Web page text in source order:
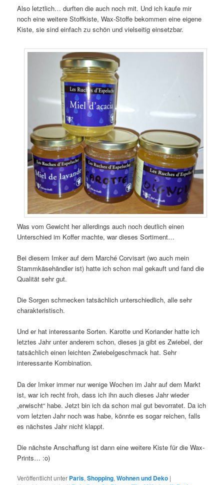
Also letztlich… durften die auch noch mit. Und ich kaufe mir
noch eine weitere Stoffkiste, Wax-Stoffe bekommen eine eigene
Kiste, sie sind einfach zu schön und vielseitig einsetzbar.
Was vom Gewicht her allerdings auch noch deutlich einen
Unterschied im Koffer machte, war dieses Sortiment…
Bei diesem Imker auf dem Marché Corvisart (wo auch mein
Stammkäsehändler ist) hatte ich schon mal gekauft und fand die
Qualität sehr gut.
Die Sorgen schmecken tatsächlich unterschiedlich, alle sehr
charakteristisch.
Und er hat interessante Sorten. Karotte und Koriander hatte ich
letztes Jahr unter anderem schon, dieses ja gibt es Zwiebel, der
tatsächlich einen leichten Zwiebelgeschmack hat. Sehr
interessante Kombination.
Da der Imker immer nur wenige Wochen im Jahr auf dem Markt
ist, war ich recht froh, dass ich ihn auch dieses Jahr wieder
„erwischt“ habe. Jetzt bin ich da schon mal gut bevorratet. Da ich
vom letzten Jahr noch was habe, könnte es sogar reichen, falls
es nächstes Jahr nicht klappt.
Die nächste Anschaffung ist dann eine weitere Kiste für die Wax-
Prints… :o)
Veröffentlicht unter Paris,Shopping,Wohnen und Deko |